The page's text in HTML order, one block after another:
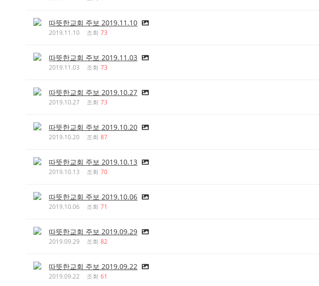
따뜻한교회 주보 2019.11.10
2019.11.10 조회 73
따뜻한교회 주보 2019.11.03
2019.11.03 조회 73
따뜻한교회 주보 2019.10.27
2019.10.27 조회 73
따뜻한교회 주보 2019.10.20
2019.10.20 조회 87
따뜻한교회 주보 2019.10.13
2019.10.13 조회 70
따뜻한교회 주보 2019.10.06
2019.10.06 조회 71
따뜻한교회 주보 2019.09.29
2019.09.29 조회 82
따뜻한교회 주보 2019.09.22
2019.09.22 조회 61